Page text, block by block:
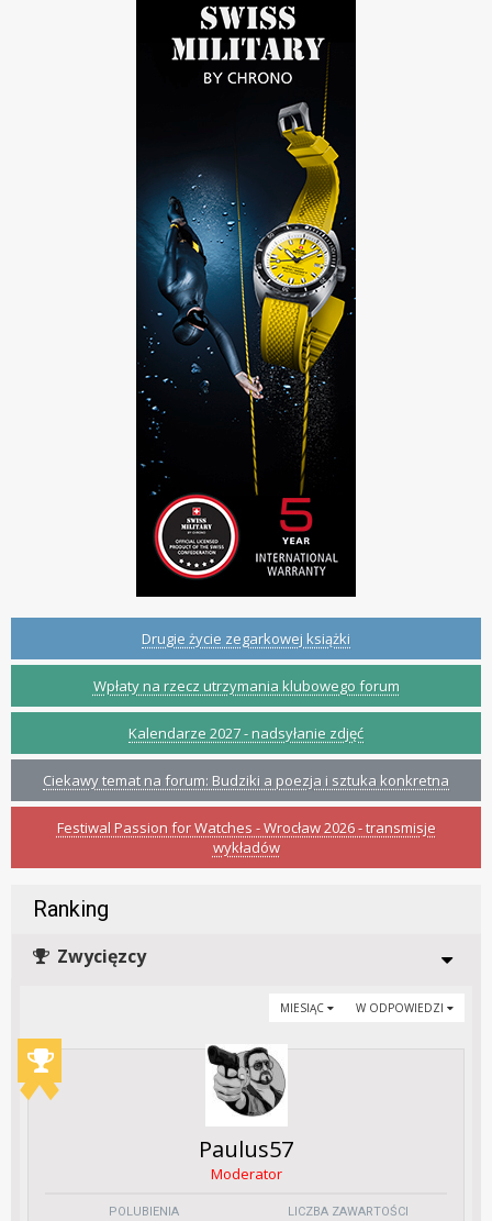
Drugie życie zegarkowej książki
Wpłaty na rzecz utrzymania klubowego forum
Kalendarze 2027 - nadsyłanie zdjęć
Ciekawy temat na forum: Budziki a poezja i sztuka konkretna
Festiwal Passion for Watches - Wrocław 2026 - transmisje
wykładów
Ranking
Zwycięzcy
W ODPOWIEDZI
MIESIĄC
Paulus57
Moderator
POLUBIENIA LICZBA ZAWARTOŚCI